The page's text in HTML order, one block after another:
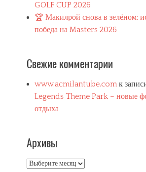
т
м
GOLF CUP 2026
🏆 Макилрой снова в зелёном:
победа на Masters 2026
Свежие комментарии
www.acmilantube.com к
Legends Theme Park – новые
отдыха
Архивы
Архивы